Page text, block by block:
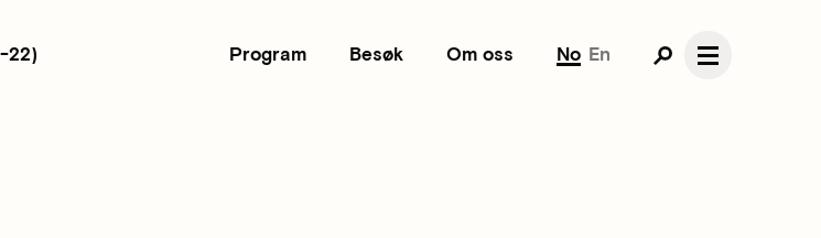
22) Program Besøk Om oss No En